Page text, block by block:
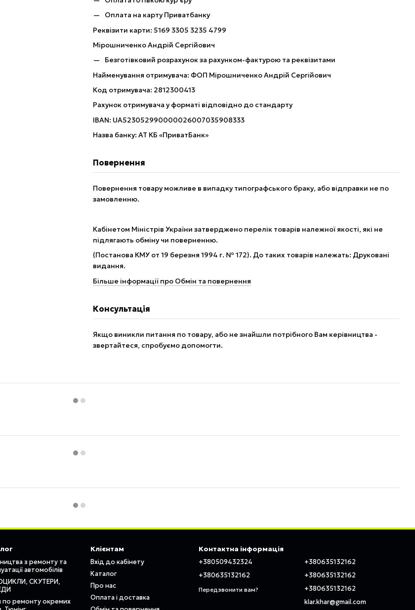
Оплата на карту Приватбанку
Реквізити карти: 5169 3305 3235 4799
Мірошниченко Андрій Сергійович
Безготівковий розрахунок за рахунком-фактурою та реквізитами
Найменування отримувача: ФОП Мірошниченко Андрій Сергійович
Код отримувача: 2812300413
Рахунок отримувача у форматі відповідно до стандарту
IBAN: UA523052990000026007035908333
Назва банку: АТ КБ «ПриватБанк»
Повернення
Повернення товару можливе в випадку типографського браку, або відправки не по
замовленню.
Кабінетом Міністрів України затверджено перелік товарів належної якості, які не
підлягають обміну чи поверненню.
(Постанова КМУ от 19 березня 1994 г. № 172). До таких товарів належать: Друковані
видання.
Більше інформації про Обмін та повернення
Консультація
Якщо виникли питання по товару, або не знайшли потрібного Вам керівництва -
звертайтеся, спробуємо допомогти.
з ремонту та
автомобілів
СКУТЕРИ,
по ремонту окремих
Клієнтам
Вхід до кабінету
Каталог
Про нас
Оплата і доставка
Контактна інформація
+380509432324
+380635132162
Передзвонити вам?
+380635132162
+380635132162
+380635132162
klar.khar@gmail.com